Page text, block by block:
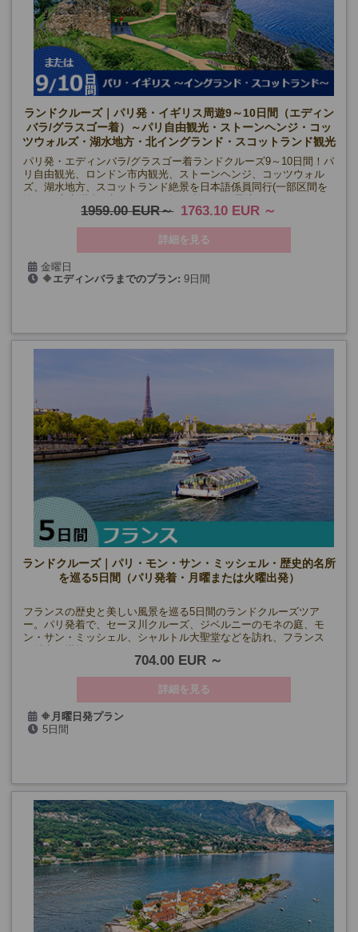
ランドクルーズ｜パリ発・イギリス周遊9～10日間（エディン
バラ/グラスゴー着）～パリ自由観光・ストーンヘンジ・コッ
ツウォルズ・湖水地方・北イングランド・スコットランド観光
～
パリ発・エディンバラ/グラスゴー着ランドクルーズ9～10日間！パ
リ自由観光、ロンドン市内観光、ストーンヘンジ、コッツウォル
ズ、湖水地方、スコットランド絶景を日本語係員同行(一部区間を
除く)で安心満喫。初めてのイギリス旅行にも最適♪
1959.00 EUR 1763.10 EUR
詳細を見る
金曜日
5/1・15・29、6/12・26、9/4・18、10/2・16
🔶エディンバラまでのプラン:9日間
ランドクルーズ｜パリ・モン・サン・ミッシェル・歴史的名所
を巡る5日間（パリ発着・月曜または火曜出発）
フランスの歴史と美しい風景を巡る5日間のランドクルーズツア
ー。パリ発着で、セーヌ川クルーズ、ジベルニーのモネの庭、モ
ン・サン・ミッシェル、シャルトル大聖堂などを訪れ、フランス
704.00 EUR
詳細を見る
🔶 月曜日発プラン
2026年:5/4・18、6月～8月、
2026年:5/5・19、6月～8月、9/8・22、10/6
5日間